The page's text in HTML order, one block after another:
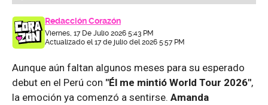
Redacción Corazón
Viernes, 17 De Julio 2026 5:43 PM
Actualizado el 17 de julio del 2026 5:57 PM
Aunque aún faltan algunos meses para su esperado
debut en el Perú con "Él me mintió World Tour 2026",
la emoción ya comenzó a sentirse. Amanda